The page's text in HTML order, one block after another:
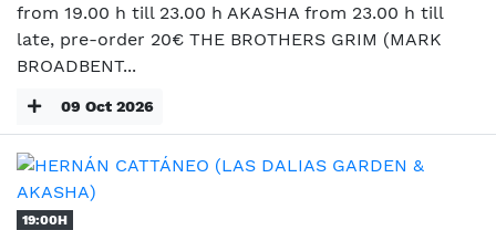
from 19.00 h till 23.00 h AKASHA from 23.00 h till
late, pre-order 20€ THE BROTHERS GRIM (MARK
BROADBENT...
09 Oct 2026
19:00H